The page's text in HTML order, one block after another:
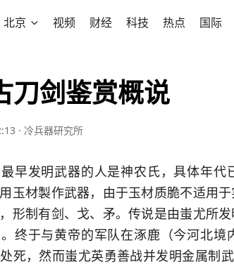
北京 视频 财经 科技 热点 国际
刀剑鉴赏概说
· 冷兵器研究所
早发明武器的人是神农氏，具体年代
玉材製作武器，由于玉材质脆不适用
形制有剑、戈、矛。传说是由蚩尤所
终于与黄帝的军队在涿鹿（今河北
死，然而蚩尤英勇善战并发明金属制